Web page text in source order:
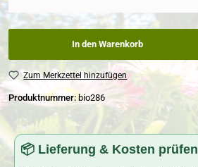
In den Warenkorb
Zum Merkzettel hinzufügen
Produktnummer: bio286
📦 Lieferung & Kosten prüfen